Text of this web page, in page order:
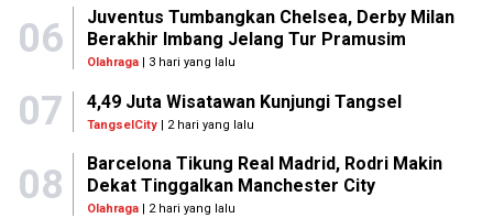
06
Juventus Tumbangkan Chelsea, Derby Milan
Berakhir Imbang Jelang Tur Pramusim
Olahraga| 3 hari yang lalu
07 4,49 Juta Wisatawan Kunjungi Tangsel
TangselCity | 2 hari yang lalu
08
Barcelona Tikung Real Madrid, Rodri Makin
Dekat Tinggalkan Manchester City
Olahraga| 2 hari yang lalu